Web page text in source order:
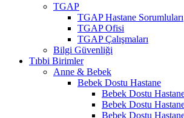
TGAP
TGAP Hastane Sorumluları
TGAP Ofisi
TGAP Çalışmaları
Bilgi Güvenliği
Tıbbi Birimler
Anne & Bebek
Bebek Dostu Hastane
Bebek Dostu
Bebek Dostu
Bebek Dostu